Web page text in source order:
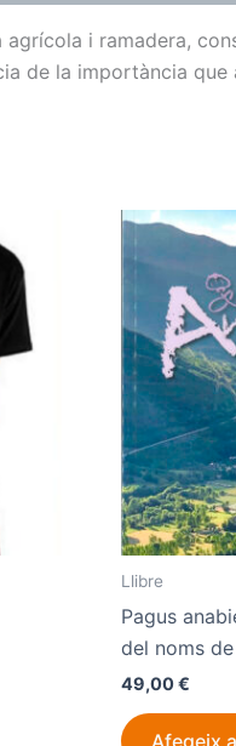
i ramadera,
de la importància
Llibre
Pagus
del noms de
49,00€
Afegeix